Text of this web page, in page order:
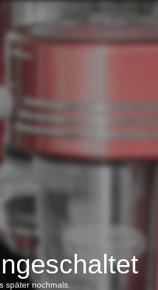
später nochmals.